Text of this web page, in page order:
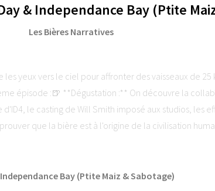
& Independance Bay (Ptite
Les Bières Narratives
les yeux vers le ciel pour affronter des vaisseaux de
épisode :🍺 **Dégustation :** On découvre la
le casting de Will Smith imposé aux studios, les
que la bière est à l'origine de la civilisation
Bay (Ptite Maiz & Sabotage)